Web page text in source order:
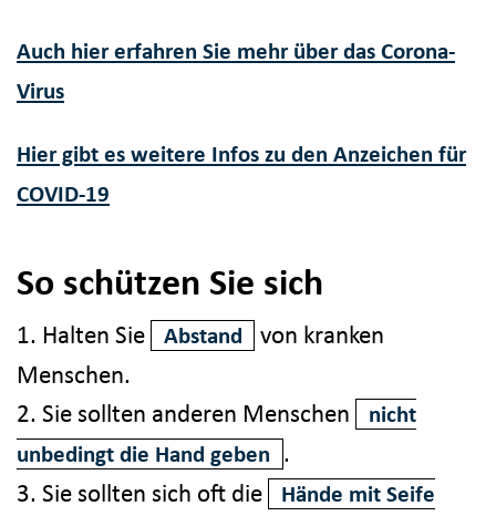
Auch hier erfahren Sie mehr über das Corona-
Virus
Hier gibt es weitere Infos zu den Anzeichen für
COVID-19
So schützen Sie sich
1. Halten Sie Abstand
von kranken
Menschen.
2. Sie sollten anderen Menschen
nicht
unbedingt die Hand geben .
3. Sie sollten sich oft die
Hände mit Seife